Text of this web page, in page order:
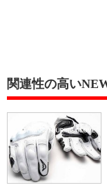
関連性の高い